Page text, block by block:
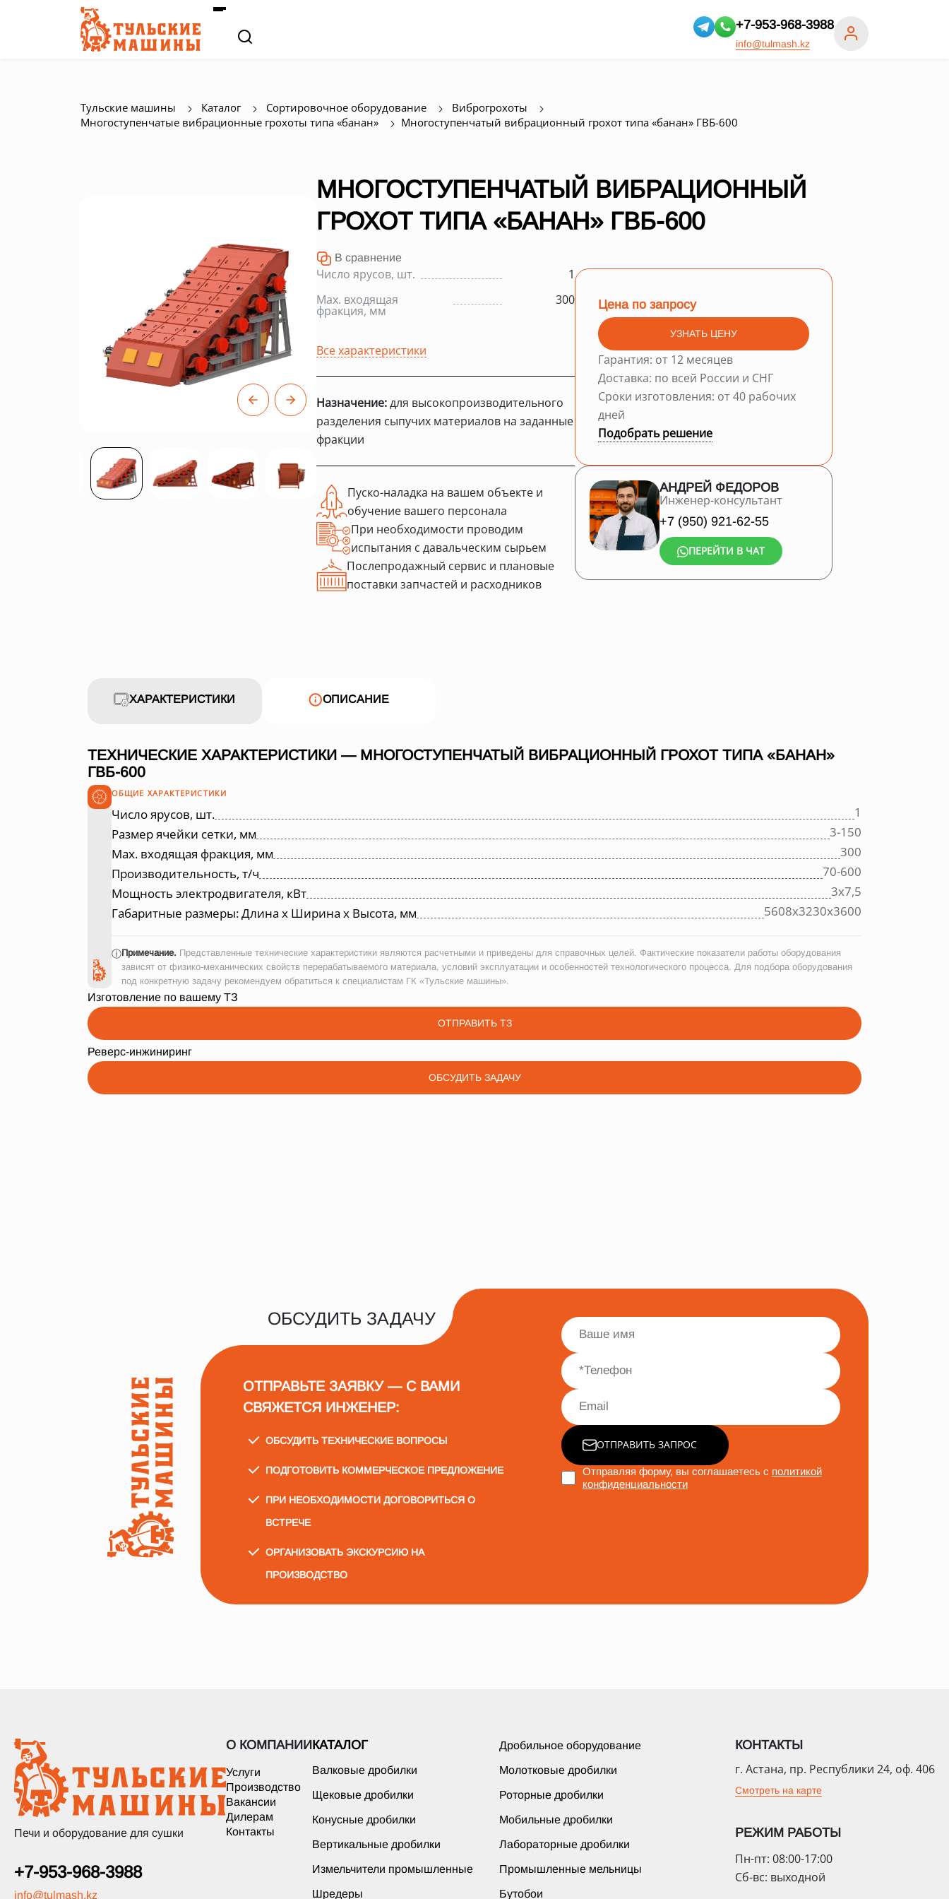
+7-953-968-3988
info@tulmash.kz
Тульские машины Каталог Сортировочное оборудование
Виброгрохоты
Многоступенчатые вибрационные грохоты типа «банан»
Многоступенчатый вибрационный грохот типа «банан» ГВБ-600
МНОГОСТУПЕНЧАТЫЙ ВИБРАЦИОННЫЙ
ГРОХОТ ТИПА «БАНАН» ГВБ-600
В сравнение
Число ярусов, шт.
1
Max. входящая
фракция, мм
300
Все характеристики
Назначение:для высокопроизводительного
разделения сыпучих материалов на заданные
фракции
Пуско-наладка на вашем объекте и
обучение вашего персонала
При необходимости проводим
испытания с давальческим сырьем
Послепродажный сервис и плановые
поставки запчастей и расходников
Цена по запросу
УЗНАТЬ ЦЕНУ
Гарантия: от 12 месяцев
Доставка: по всей России и СНГ
Сроки изготовления: от 40 рабочих
дней
Подобрать решение
АНДРЕЙ ФЕДОРОВ
Инженер-консультант
+7 (950) 921-62-55
ПЕРЕЙТИ В ЧАТ
ХАРАКТЕРИСТИКИ ОПИСАНИЕ
ТЕХНИЧЕСКИЕ ХАРАКТЕРИСТИКИ — МНОГОСТУПЕНЧАТЫЙ ВИБРАЦИОННЫЙ ГРОХОТ ТИПА «БАНАН»
ГВБ-600
ОБЩИЕ ХАРАКТЕРИСТИКИ
Число ярусов, шт.
1
Размер ячейки сетки, мм
3-150
Max. входящая фракция, мм
300
Производительность, т/ч
70-600
Мощность электродвигателя, кВт
3х7,5
Габаритные размеры: Длина х Ширина х Высота, мм
5608х3230х3600
ⓘПримечание. Представленные технические характеристики являются расчетными и приведены для справочных целей. Фактические показатели работы оборудования
зависят от физико-механических свойств перерабатываемого материала, условий эксплуатации и особенностей технологического процесса. Для подбора оборудования
под конкретную задачу рекомендуем обратиться к специалистам ГК «Тульские машины».
Изготовление по вашему ТЗ
ОТПРАВИТЬ ТЗ
Реверс-инжиниринг
ОБСУДИТЬ ЗАДАЧУ
ОБСУДИТЬ ЗАДАЧУ
ОТПРАВЬТЕ ЗАЯВКУ — С ВАМИ
СВЯЖЕТСЯ ИНЖЕНЕР:
ОБСУДИТЬ ТЕХНИЧЕСКИЕ ВОПРОСЫ
ПОДГОТОВИТЬ КОММЕРЧЕСКОЕ ПРЕДЛОЖЕНИЕ
ПРИ НЕОБХОДИМОСТИ ДОГОВОРИТЬСЯ О
ВСТРЕЧЕ
ОРГАНИЗОВАТЬ ЭКСКУРСИЮ НА
ПРОИЗВОДСТВО
ОТПРАВИТЬ ЗАПРОС
Отправляя форму, вы соглашаетесь с политикой
конфиденциальности
Печи и оборудование для сушки
+7-953-968-3988
info@tulmash.kz
О КОМПАНИИ
Услуги
Производство
Вакансии
Дилерам
Контакты
КАТАЛОГ Дробильное оборудование
Валковые дробилки Молотковые дробилки
Щековые дробилки Роторные дробилки
Конусные дробилки Мобильные дробилки
Вертикальные дробилки Лабораторные дробилки
Измельчители промышленные Промышленные мельницы
Шредеры Бутобои
КОНТАКТЫ
г. Астана, пр. Республики 24, оф. 406
Смотреть на карте
РЕЖИМ РАБОТЫ
Пн-пт: 08:00-17:00
Сб-вс: выходной